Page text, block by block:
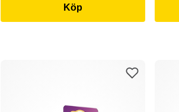
Köp